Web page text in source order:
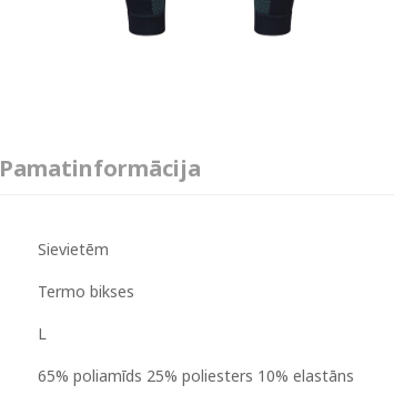
Pamatinformācija
Sievietēm
Termo bikses
L
65% poliamīds 25% poliesters 10% elastāns